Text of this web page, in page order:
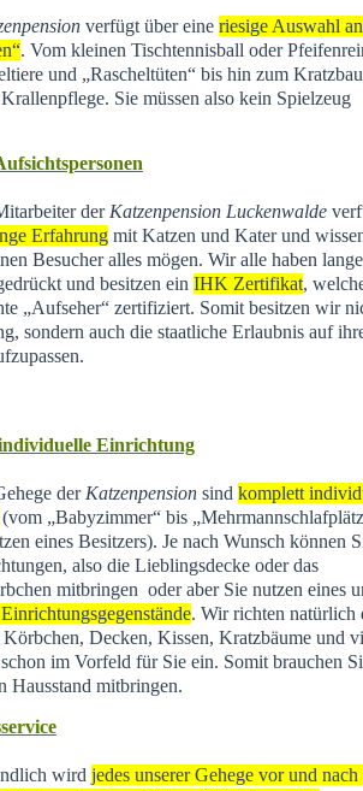
verfügt über eine riesige Auswahl an
. Vom kleinen Tischtennisball oder
und „Rascheltüten“ bis hin zum
Sie müssen also kein Spielzeug
der Katzenpension Luckenwalde
Erfahrungmit Katzen und Kater und
Besucher alles mögen. Wir alle haben
und besitzen ein IHK Zertifikat,
„Aufseher“ zertifiziert. Somit besitzen wir
sondern auch die staatliche Erlaubnis auf
Einrichtung
der Katzenpensionsind komplett
„Babyzimmer“ bis
eines Besitzers). Je nach Wunsch können
also die Lieblingsdecke oder das
mitbringen oder aber Sie nutzen eines
. Wir richten natürlich
Decken, Kissen, Kratzbäume und
im Vorfeld für Sie ein. Somit brauchen
Hausstand mitbringen.
wird jedes unserer Gehege vor und nach